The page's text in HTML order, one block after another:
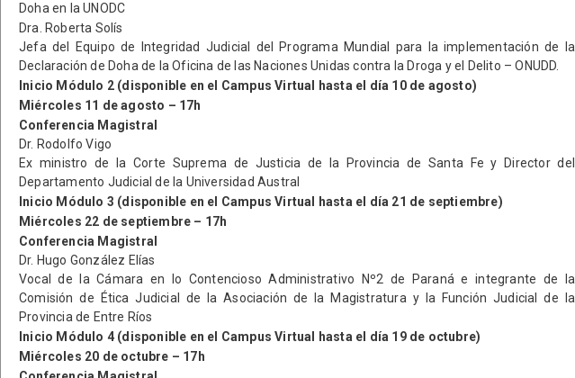
Doha en la UNODC
Dra. Roberta Solís
Jefa del Equipo de Integridad Judicial del Programa Mundial para la implementación de la
Declaración de Doha de la Oficina de las Naciones Unidas contra la Droga y el Delito – ONUDD.
Inicio Módulo 2 (disponible en el Campus Virtual hasta el día 10 de agosto)
Miércoles 11 de agosto – 17h
Conferencia Magistral
Dr. Rodolfo Vigo
Ex ministro de la Corte Suprema de Justicia de la Provincia de Santa Fe y Director del
Departamento Judicial de la Universidad Austral
Inicio Módulo 3 (disponible en el Campus Virtual hasta el día 21 de septiembre)
Miércoles 22 de septiembre – 17h
Conferencia Magistral
Dr. Hugo González Elías
Vocal de la Cámara en lo Contencioso Administrativo Nº2 de Paraná e integrante de la
Comisión de Ética Judicial de la Asociación de la Magistratura y la Función Judicial de la
Provincia de Entre Ríos
Inicio Módulo 4 (disponible en el Campus Virtual hasta el día 19 de octubre)
Miércoles 20 de octubre – 17h